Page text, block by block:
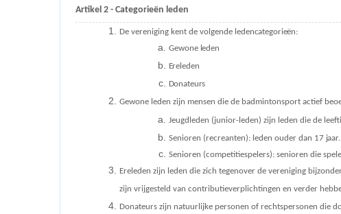
Artikel 2 - Categorieën leden
De vereniging kent de volgende ledencategorieën:
Gewone leden
Ereleden
Donateurs
Gewone leden zijn mensen die de badmintonsport actief
Jeugdleden (junior-leden) zijn leden die de
Senioren (recreanten): leden ouder dan 17 jaar.
Senioren (competitiespelers): senioren die
Ereleden zijn leden die zich tegenover de vereniging
zijn vrijgesteld van contributieverplichtingen en verder
Donateurs zijn natuurlijke personen of rechtspersonen die